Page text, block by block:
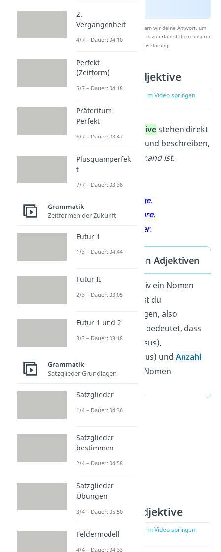
Nach Beantwortung speichern wir deine Antwort, um
Studyflix zu verbessern. Mehr dazu erfährst du in unserer
Datenschutzerklärung.
Attributive Adjektive
zur Stelle im Video springen
Attributive Adjektivestehen direkt
und beschreiben,
wie etwas oder jemand ist.
Junge.
Dielangen Haare.
Tiger.
Deklination von Adjektiven
Wenn das Adjektiv ein Nomen
beschreibt, musst du
das Adjektiv beugen, also
deklinieren.
Das bedeutet, dass
du es anFall
(Kasus),
(Genus) und Anzahl
(Numerus) vom Nomen
Prädikative Adjektive
zur Stelle im Video springen
(01:58)
2.
Vergangenheit
4/7 – Dauer: 04:10
Perfekt
(Zeitform)
5/7 – Dauer: 04:18
Präteritum
Perfekt
6/7 – Dauer: 03:47
Plusquamperfek
t
7/7 – Dauer: 03:38
Grammatik
Zeitformen der Zukunft
Futur 1
1/3 – Dauer: 04:44
Futur II
2/3 – Dauer: 03:05
Futur 1 und 2
3/3 – Dauer: 03:18
Grammatik
Satzglieder Grundlagen
Satzglieder
1/4 – Dauer: 04:36
Satzglieder
bestimmen
2/4 – Dauer: 04:58
Satzglieder
Übungen
3/4 – Dauer: 05:50
Feldermodell
4/4 – Dauer: 04:33